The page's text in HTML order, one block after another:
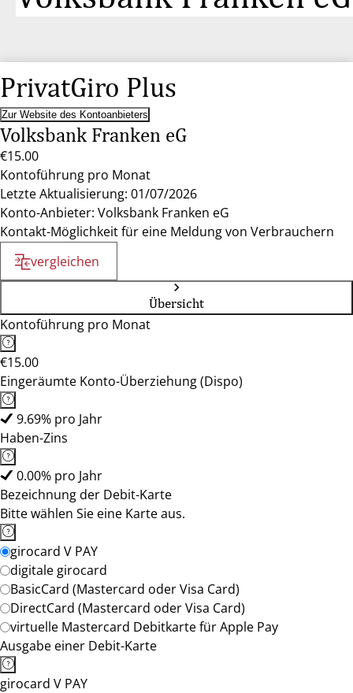
PrivatGiro Plus
Zur Website des Kontoanbieters
Volksbank Franken eG
€15.00
Kontoführung pro Monat
Letzte Aktualisierung: 01/07/2026
Konto-Anbieter: Volksbank Franken eG
Kontakt-Möglichkeit für eine Meldung von Verbrauchern
vergleichen
Übersicht
Kontoführung pro Monat
€15.00
Eingeräumte Konto-Überziehung (Dispo)
9.69% pro Jahr
Haben-Zins
0.00% pro Jahr
Bezeichnung der Debit-Karte
Bitte wählen Sie eine Karte aus.
girocard V PAY
digitale girocard
BasicCard (Mastercard oder Visa Card)
DirectCard (Mastercard oder Visa Card)
virtuelle Mastercard Debitkarte für Apple Pay
Ausgabe einer Debit-Karte
girocard V PAY